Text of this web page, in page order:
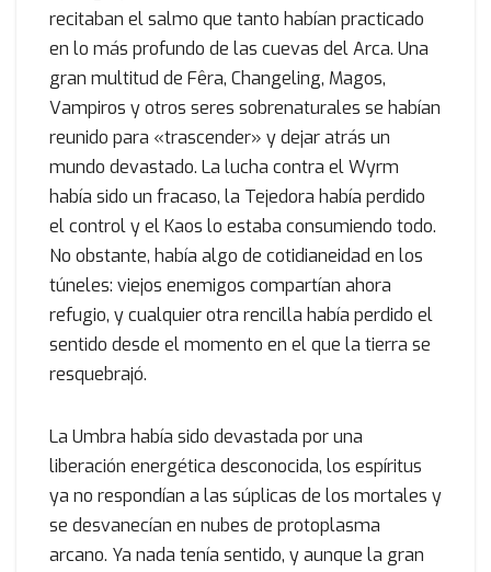
recitaban el salmo que tanto habían practicado
en lo más profundo de las cuevas del Arca. Una
gran multitud de Fêra, Changeling, Magos,
Vampiros y otros seres sobrenaturales se habían
reunido para «trascender» y dejar atrás un
mundo devastado. La lucha contra el Wyrm
había sido un fracaso, la Tejedora había perdido
el control y el Kaos lo estaba consumiendo todo.
No obstante, había algo de cotidianeidad en los
túneles: viejos enemigos compartían ahora
refugio, y cualquier otra rencilla había perdido el
sentido desde el momento en el que la tierra se
resquebrajó.
La Umbra había sido devastada por una
liberación energética desconocida, los espíritus
ya no respondían a las súplicas de los mortales y
se desvanecían en nubes de protoplasma
arcano. Ya nada tenía sentido, y aunque la gran